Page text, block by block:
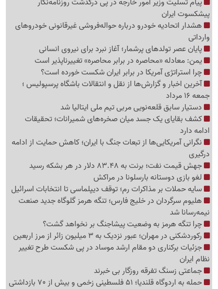
پیام تسلیت وزیر امور خارجه در پی درگذشت روزنامه‌نگار
پیشکسوت ایران
هشدار اتحادیه خودرو درباره حواله‌فروشی غیرقانونی خودروهای
وارداتی
پایان عصر تولدهای پرشمار؛ آغاز نبرد برای نیروی انسانی
یمن: معادله «محاصره در برابر محاصره» تغییرناپذیر است
چرا استراتژی آمریکا در برابر ایران شکست خورده است؟
آخرین اخبار و گزارش‌ها از نقل و انتقالات باشگاه پرسپولیس ؛
جمعه 16 مرداد
دستیار سابق قلعه‌نویی مربی تیم ملی ایتالیا شد
کشف بقایای یک جسد میان صخره‌های شمیرانات؛ تحقیقات
ادامه دارد
نگرانی آمریکایی‌ها از تبعات جنگ با ایران؛ کاهش حمایت از ادامه
درگیری
جهش قیمت نفت؛ برنت به 83.48 دلار در هر بشکه رسید
لغو بازی دوستانه بارسلونا در مراکش
سایه حملات بر مذاکرات رم؛ توقف دیپلماسی تا انتخابات اسرائیل
هلیوم سرگردان در خلیج فارس؛ تنگه هرمز گلوگاه جدید صنعت
نیمه‌رسانا شد
چرا تنگه هرمز به وضعیت پیشاجنگ بر نخواهد گشت؟
رکوردشکنی در مهران؛ عبور نزدیک به 3 میلیون زائر از مرز اربعین
جزئیات برکناری دو مقام ارشد موساد در پی شکست طرح تغییر
نظام ایران
جماعتی زسنگ تفرقه روزگار بی خبرند
حمله به اردوگاه قلندیا؛ 51 فلسطینی زخمی و بیش از 70 بازداشتی